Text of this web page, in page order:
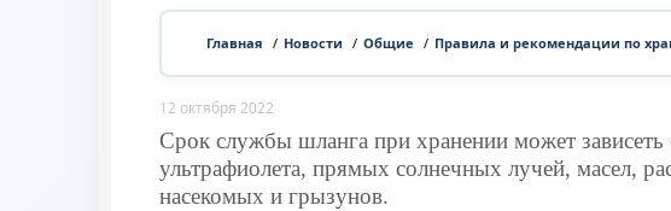
Главная / Новости / Общие / Правила и рекомендации по
12 октября 2022
Срок службы шланга при хранении может зависеть
ультрафиолета, прямых солнечных лучей, масел,
насекомых и грызунов.